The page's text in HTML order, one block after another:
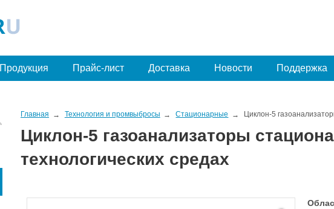
Продукция Прайс-лист Доставка Новости Поддержка
Главная Технология и промвыбросы Стационарные Циклон-5
Циклон-5 газоанализаторы
технологических средах